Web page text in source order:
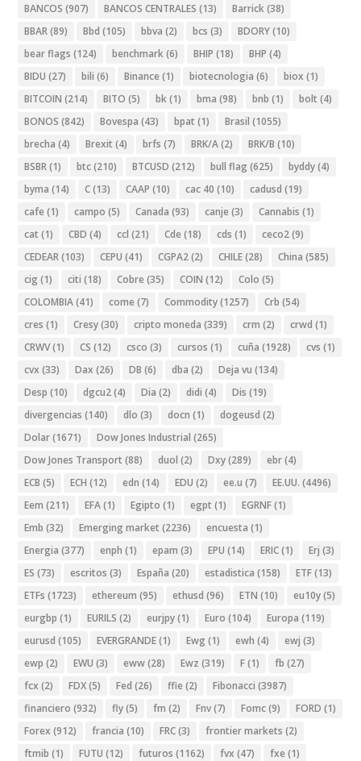
BANCOS (907) BANCOS CENTRALES (13) Barrick(38)
BBAR(89) Bbd (105) bbva (2) bcs (3) BDORY(10)
bear flags (124) benchmark(6) BHIP (18) BHP (4)
BIDU (27) bili (6) Binance (1) biotecnologia (6) biox (1)
BITCOIN (214) BITO (5) bk(1) bma (98) bnb (1) bolt (4)
BONOS (842) Bovespa (43) bpat (1) Brasil (1055)
brecha (4) Brexit (4) brfs (7) BRK/A(2) BRK/B (10)
BSBR(1) btc(210) BTCUSD (212) bull flag (625) byddy(4)
byma (14) C(13) CAAP (10) cac 40 (10) cadusd (19)
cafe (1) campo (5) Canada (93) canje (3) Cannabis (1)
cat (1) CBD (4) ccl (21) Cde (18) cds (1) ceco2(9)
CEDEAR(103) CEPU (41) CGPA2(2) CHILE(28) China (585)
cig (1) citi (18) Cobre (35) COIN (12) Colo (5)
COLOMBIA(41) come (7) Commodity(1257) Crb (54)
cres (1) Cresy(30) cripto moneda (339) crm (2) crwd (1)
CRWV(1) CS (12) csco (3) cursos (1) cuña (1928) cvs (1)
cvx (33) Dax (26) DB (6) dba (2) Deja vu (134)
Desp (10) dgcu2(4) Dia (2) didi (4) Dis (19)
divergencias (140) dlo (3) docn (1) dogeusd (2)
Dolar(1671) Dow Jones Industrial (265)
Dow Jones Transport (88) duol (2) Dxy(289) ebr(4)
ECB (5) ECH (12) edn (14) EDU (2) ee.u (7) EE.UU. (4496)
Eem (211) EFA(1) Egipto (1) egpt (1) EGRNF(1)
Emb (32) Emerging market (2236) encuesta (1)
Energia (377) enph (1) epam (3) EPU (14) ERIC(1) Erj (3)
ES (73) escritos (3) España (20) estadistica (158) ETF(13)
ETFs (1723) ethereum (95) ethusd (96) ETN (10) eu10y(5)
eurgbp (1) EURILS (2) eurjpy(1) Euro (104) Europa (119)
eurusd (105) EVERGRANDE(1) Ewg (1) ewh (4) ewj (3)
ewp (2) EWU (3) eww(28) Ewz (319) F(1) fb (27)
fcx (2) FDX(5) Fed (26) ffie (2) Fibonacci (3987)
financiero (932) fly(5) fm (2) Fnv(7) Fomc(9) FORD (1)
Forex (912) francia (10) FRC(3) frontier markets (2)
ftmib (1) FUTU (12) futuros (1162) fvx (47) fxe (1)